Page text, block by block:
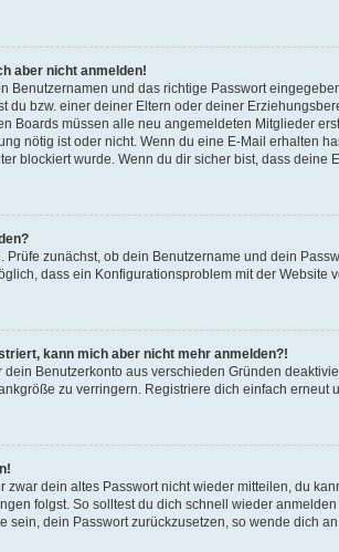
aber nicht anmelden!
Benutzernamen und das richtige Passwort
du bzw. einer deiner Eltern oder deiner
Boards müssen alle neu angemeldeten Mitglieder
nötig ist oder nicht. Wenn du eine E-Mail erhalten
blockiert wurde. Wenn du dir sicher bist, dass
Prüfe zunächst, ob dein Benutzername und dein
dass ein Konfigurationsproblem mit der Website
kann mich aber nicht mehr anmelden?!
dein Benutzerkonto aus verschieden Gründen
zu verringern. Registriere dich einfach erneut
zwar dein altes Passwort nicht wieder mitteilen, du
folgst. So solltest du dich schnell wieder anmelden
sein, dein Passwort zurückzusetzen, so wende dich